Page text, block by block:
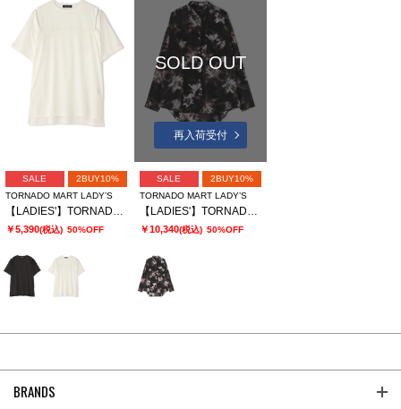
SALE
2BUY10%
TORNADO MART LADY’S
【LADIES'】TORNADO MART∴スリットオーバーカットソー
￥5,390(税込) 50%OFF
SOLD OUT
再入荷受付
SALE
2BUY10%
TORNADO MART LADY’S
【LADIES'】TORNADO MART∴APERTAプリントオーバーブラウス
￥10,340(税込) 50%OFF
BRANDS